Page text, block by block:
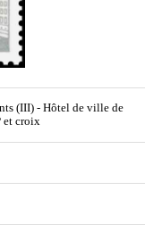
(III) - Hôtel de ville de
et croix